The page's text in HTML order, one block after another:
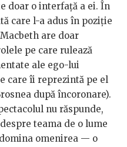
doar o interfață a ei. În
care l-a adus în poziție
are doar
pe care rulează
ale ego-lui
care îi reprezintă pe el
după încoronare).
nu răspunde,
teama de o lume
omenirea — o